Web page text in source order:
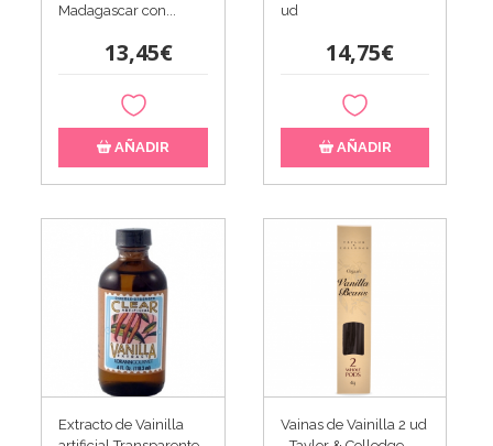
Madagascar con...
13,45€
AÑADIR
ud
14,75€
AÑADIR
Extracto de Vainilla
Vainas de Vainilla 2 ud